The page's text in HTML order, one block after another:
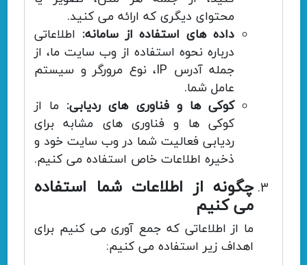
محتوای دیگری که ارائه می کنید.
داده های استفاده از سامانه: اطلاعاتی
درباره نحوه استفاده از وب سایت ما، از
جمله آدرس IP، نوع مرورگر و سیستم
عامل شما.
کوکی ها و فناوری های ردیابی: ما از
کوکی ها و فناوری های مشابه برای
ردیابی فعالیت شما در وب سایت خود و
ذخیره اطلاعات خاص استفاده می کنیم.
چگونه از اطلاعات شما استفاده
می کنیم
ما از اطلاعاتی که جمع آوری می کنیم برای
اهداف زیر استفاده می کنیم: